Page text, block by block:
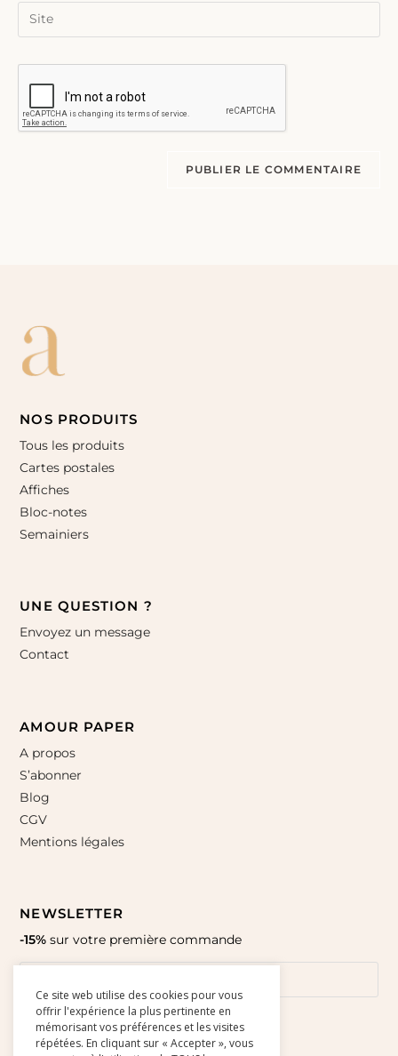
NOS PRODUITS
Tous les produits
Cartes postales
Affiches
Bloc-notes
Semainiers
UNE QUESTION ?
Envoyez un message
Contact
AMOUR PAPER
A propos
S’abonner
Blog
CGV
Mentions légales
NEWSLETTER
-15% sur votre première commande
Ce site web utilise des cookies pour vous
offrir l'expérience la plus pertinente en
mémorisant vos préférences et les visites
répétées. En cliquant sur « Accepter », vous